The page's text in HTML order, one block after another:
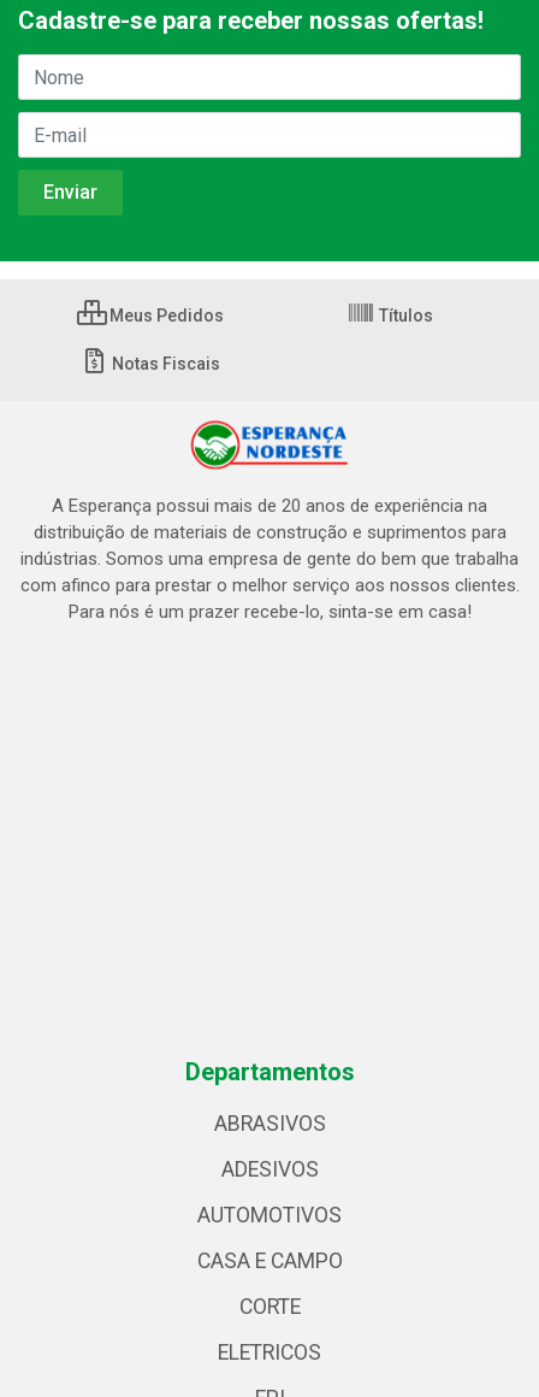
Cadastre-se para receber nossas ofertas!
Meus Pedidos Títulos
Notas Fiscais
A Esperança possui mais de 20 anos de experiência na
distribuição de materiais de construção e suprimentos para
indústrias. Somos uma empresa de gente do bem que trabalha
com afinco para prestar o melhor serviço aos nossos clientes.
Para nós é um prazer recebe-lo, sinta-se em casa!
Departamentos
ABRASIVOS
ADESIVOS
AUTOMOTIVOS
CASA E CAMPO
CORTE
ELETRICOS